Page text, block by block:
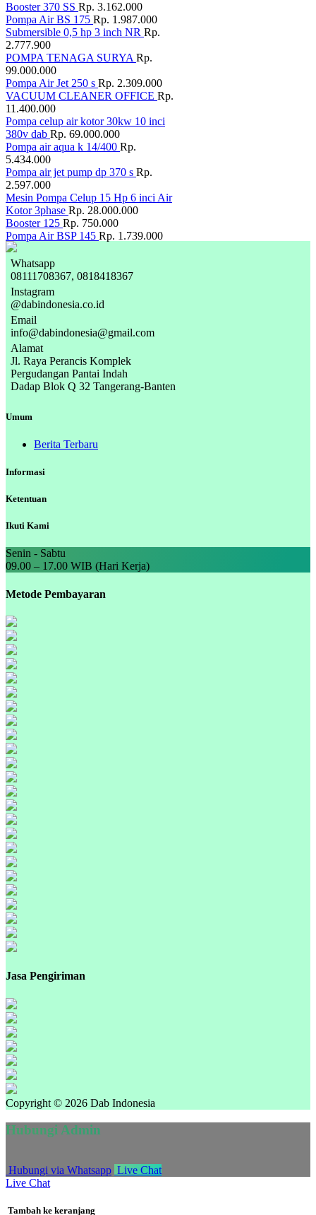
Booster 370 SS Rp. 3.162.000
Pompa Air BS 175 Rp. 1.987.000
Submersible 0,5 hp 3 inch NR Rp.
2.777.900
POMPA TENAGA SURYARp.
99.000.000
Pompa Air Jet 250 s Rp. 2.309.000
VACUUM CLEANER OFFICE Rp.
11.400.000
Pompa celup air kotor 30kw 10 inci
380v dab Rp. 69.000.000
Pompa air aqua k 14/400 Rp.
5.434.000
Pompa air jet pump dp 370 s Rp.
2.597.000
Mesin Pompa Celup 15 Hp 6 inci Air
Kotor 3phase Rp. 28.000.000
Booster 125 Rp. 750.000
Pompa Air BSP 145 Rp. 1.739.000
Whatsapp
08111708367, 0818418367
Instagram
@dabindonesia.co.id
Email
info@dabindonesia@gmail.com
Alamat
Jl. Raya Perancis Komplek
Pergudangan Pantai Indah
Dadap Blok Q 32 Tangerang-Banten
Umum
Berita Terbaru
Informasi
Ketentuan
Ikuti Kami
Senin - Sabtu
09.00 – 17.00 WIB (Hari Kerja)
Metode Pembayaran
Jasa Pengiriman
Copyright © 2026 Dab Indonesia
Hubungi Admin
Hubungi via Whatsapp Live Chat
Live Chat
Tambah ke keranjang